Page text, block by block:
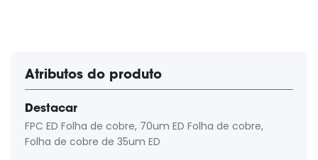
Atributos do produto
Destacar
FPC ED Folha de cobre, 70um ED Folha de cobre,
Folha de cobre de 35um ED